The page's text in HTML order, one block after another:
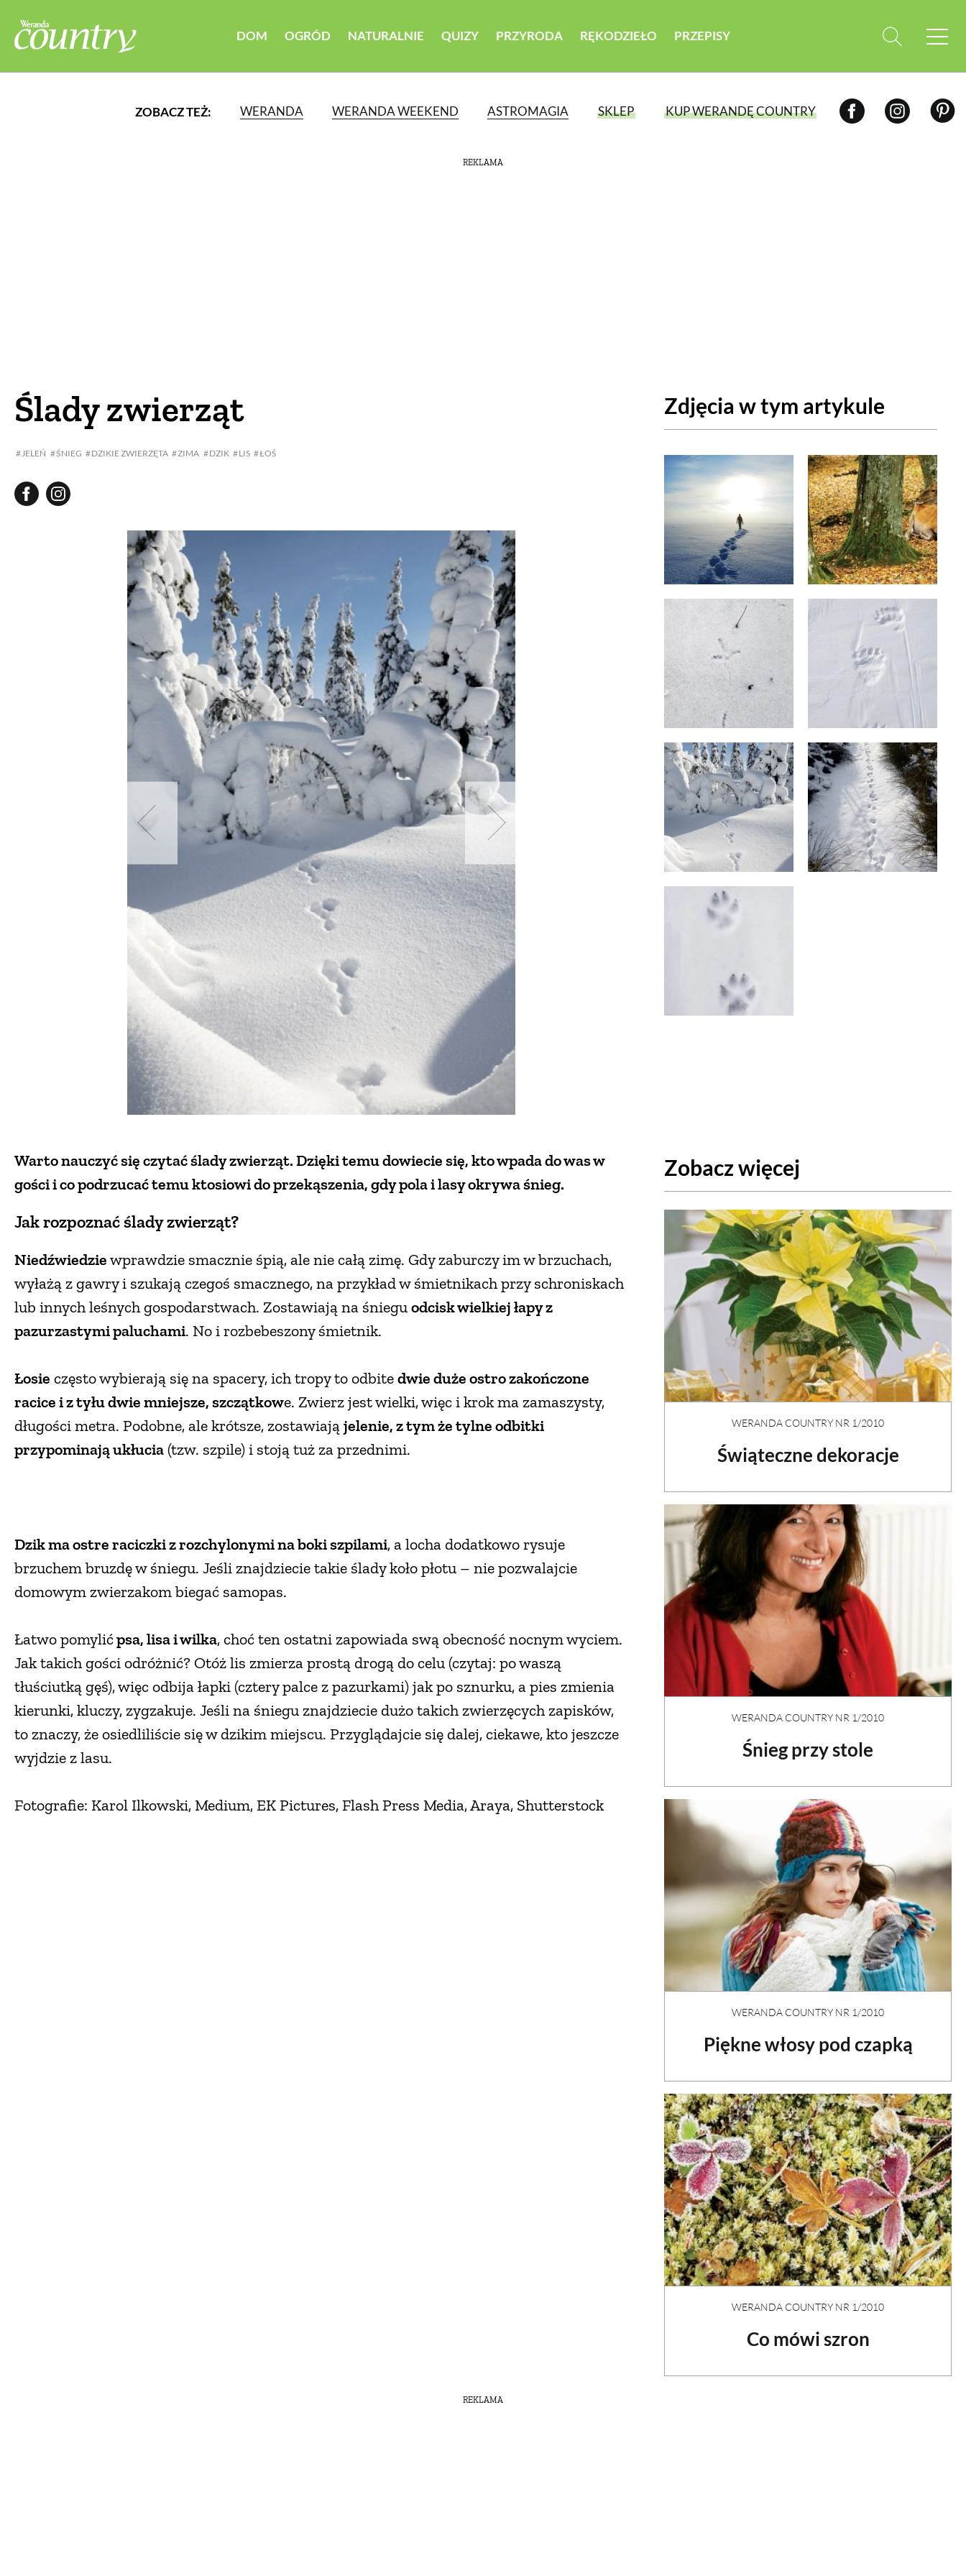
DOM OGRÓD NATURALNIE QUIZY PRZYRODA RĘKODZIEŁO PRZEPISY
ZOBACZ TEŻ: WERANDA WERANDA WEEKEND ASTROMAGIA SKLEP KUP WERANDĘ COUNTRY
REKLAMA
Ślady zwierząt
JELEŃ ŚNIEG DZIKIE ZWIERZĘTA ZIMA DZIK LIS ŁOŚ
Zdjęcia w tym artykule
Warto nauczyć się czytać ślady zwierząt. Dzięki temu dowiecie się, kto wpada do was w
gości i co podrzucać temu ktosiowi do przekąszenia, gdy pola i lasy okrywa śnieg.
Jak rozpoznać ślady zwierząt?
Niedźwiedziewprawdzie smacznie śpią, ale nie całą zimę. Gdy zaburczy im w brzuchach,
wyłażą z gawry i szukają czegoś smacznego, na przykład w śmietnikach przy schroniskach
lub innych leśnych gospodarstwach. Zostawiają na śnieguodcisk wielkiej łapy z
pazurzastymi paluchami. No i rozbebeszony śmietnik.
Łosie często wybierają się na spacery, ich tropy to odbitedwie duże ostro zakończone
racice i z tyłu dwie mniejsze, szczątkowe. Zwierz jest wielki, więc i krok ma zamaszysty,
długości metra. Podobne, ale krótsze, zostawiająjelenie, z tym że tylne odbitki
przypominają ukłucia(tzw. szpile) i stoją tuż za przednimi.
Dzik ma ostre raciczki z rozchylonymi na boki szpilami, a locha dodatkowo rysuje
brzuchem bruzdę w śniegu. Jeśli znajdziecie takie ślady koło płotu – nie pozwalajcie
domowym zwierzakom biegać samopas.
Łatwo pomylićpsa, lisa i wilka, choć ten ostatni zapowiada swą obecność nocnym wyciem.
Jak takich gości odróżnić? Otóż lis zmierza prostą drogą do celu (czytaj: po waszą
tłuściutką gęś), więc odbija łapki (cztery palce z pazurkami) jak po sznurku, a pies zmienia
kierunki, kluczy, zygzakuje. Jeśli na śniegu znajdziecie dużo takich zwierzęcych zapisków,
to znaczy, że osiedliliście się w dzikim miejscu. Przyglądajcie się dalej, ciekawe, kto jeszcze
wyjdzie z lasu.
Fotografie: Karol Ilkowski, Medium, EK Pictures, Flash Press Media, Araya, Shutterstock
Zobacz więcej
WERANDA COUNTRY NR 1/2010
Świąteczne dekoracje
WERANDA COUNTRY NR 1/2010
Śnieg przy stole
WERANDA COUNTRY NR 1/2010
Piękne włosy pod czapką
WERANDA COUNTRY NR 1/2010
Co mówi szron
REKLAMA
PROJEKTOWANIE OGRODU NATURALNA APTECZKA
ZWIERZĘTA DOMOWE
RZEMIOSŁO
PRZEPISY ŚNIADANIA PRZYSTAWKI ZUPY
DANIA GŁÓWNE CIASTA I DESERY DODATKI PRZETWORY INNE